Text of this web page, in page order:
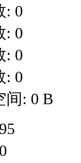
: 0
: 0
: 0
: 0
间: 0 B